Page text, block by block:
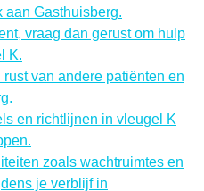
aan Gasthuisberg.
vraag dan gerust om hulp
K.
van andere patiënten en
en richtlijnen in vleugel K
zoals wachtruimtes en
je verblijf in